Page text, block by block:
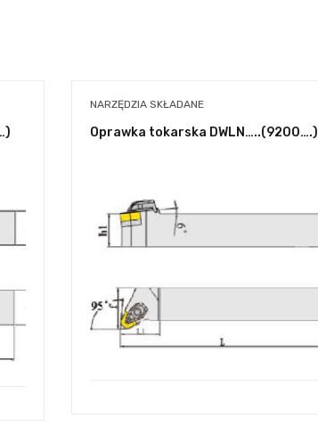
NARZĘDZIA SKŁADANE
Oprawka tokarska DWLN…..(9200….)